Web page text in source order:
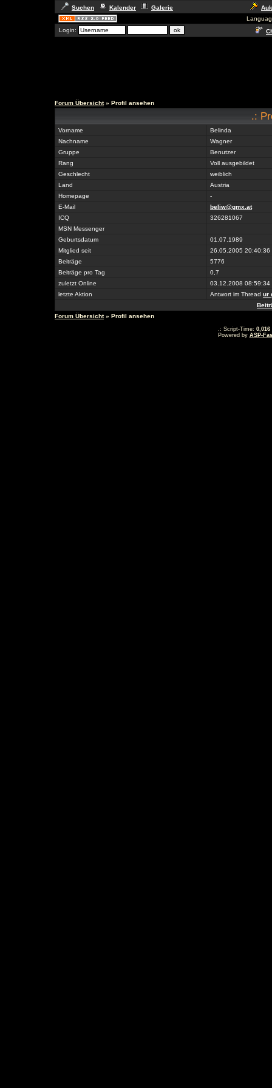
Suchen Kalender Galerie
Login:
Forum Übersicht» Profil ansehen
.:
Vorname
Belinda
Nachname
Wagner
Gruppe
Benutzer
Rang
Voll ausgebildet
Geschlecht
weiblich
Land
Austria
Homepage
-
E-Mail
beliw@gmx.at
ICQ
326281067
MSN Messenger
Geburtsdatum
01.07.1989
Mitglied seit
26.05.2005 20:40:36
Beiträge
5776
Beiträge pro Tag
0,7
zuletzt Online
03.12.2008 08:59:34
letzte Aktion
Antwort im Thread ur
Forum Übersicht» Profil ansehen
.: Script-Time: 0,016
Powered by ASP-